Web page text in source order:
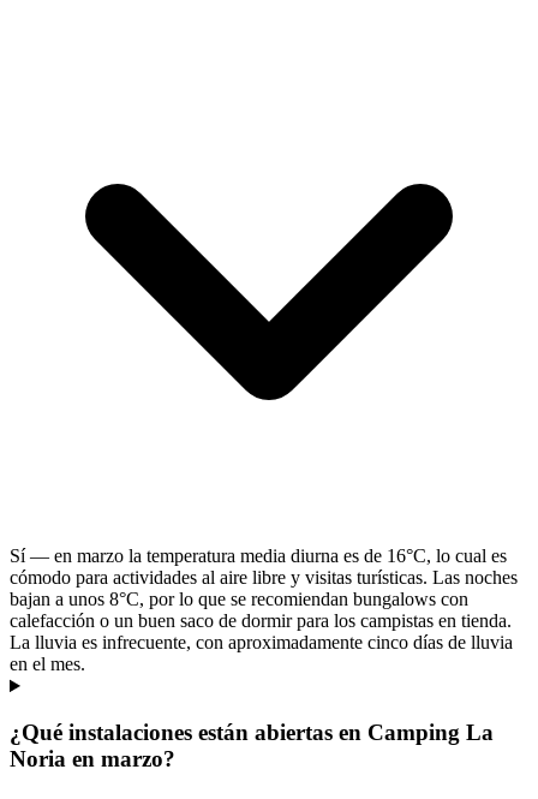
Sí — en marzo la temperatura media diurna es de 16°C, lo cual es
cómodo para actividades al aire libre y visitas turísticas. Las noches
bajan a unos 8°C, por lo que se recomiendan bungalows con
calefacción o un buen saco de dormir para los campistas en tienda.
La lluvia es infrecuente, con aproximadamente cinco días de lluvia
en el mes.
¿Qué instalaciones están abiertas en Camping La
Noria en marzo?